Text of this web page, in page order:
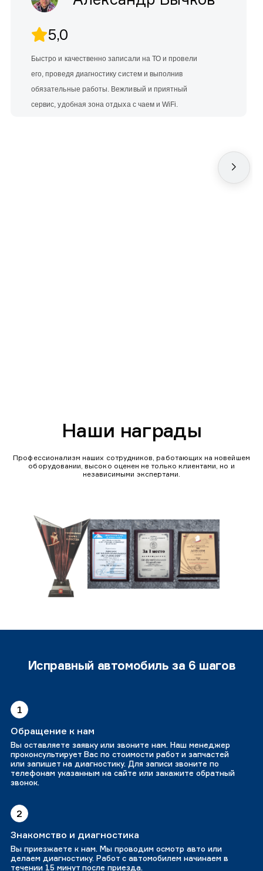
5,0
Быстро и качественно записали на ТО и провели
его, проведя диагностику систем и выполнив
обязательные работы. Вежливый и приятный
сервис, удобная зона отдыха с чаем и WiFi.
Наши награды
Профессионализм наших сотрудников, работающих на новейшем
оборудовании, высоко оценен не только клиентами, но и
независимыми экспертами.
Исправный автомобиль за 6 шагов
1
Обращение к нам
Вы оставляете заявку или звоните нам. Наш менеджер
проконсультирует Вас по стоимости работ и запчастей
или запишет на диагностику. Для записи звоните по
телефонам указанным на сайте или закажите обратный
звонок.
2
Знакомство и диагностика
Вы приезжаете к нам. Мы проводим осмотр авто или
делаем диагностику. Работ с автомобилем начинаем в
течении 15 минут после приезда.